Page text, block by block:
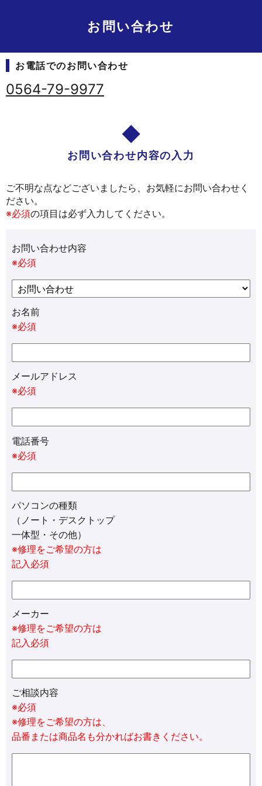
お問い合わせ
お電話でのお問い合わせ
0564-79-9977
お問い合わせ内容の入力
ご不明な点などございましたら、お気軽にお問い合わせく
ださい。
※必須の項目は必ず入力してください。
お問い合わせ内容
※必須
お名前
※必須
メールアドレス
※必須
電話番号
※必須
パソコンの種類
（ノート・デスクトップ
一体型・その他）
※修理をご希望の方は
記入必須
メーカー
※修理をご希望の方は
記入必須
ご相談内容
※必須
※修理をご希望の方は、
品番または商品名も分かればお書きください。